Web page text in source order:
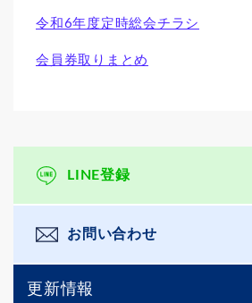
令和6年度定時総会チラシ
会員券取りまとめ
LINE登録
お問い合わせ
更新情報